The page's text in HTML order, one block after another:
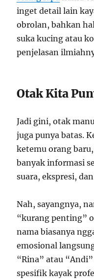
inget detail lain
obrolan, bahkan
suka kucing atau
penjelasan
Otak Kita
Jadi gini, otak
juga punya batas.
ketemu orang
banyak informasi
suara, ekspresi,
Nah, sayangnya,
“kurang penting”
nama biasanya
emosional
“Rina” atau
spesifik kayak